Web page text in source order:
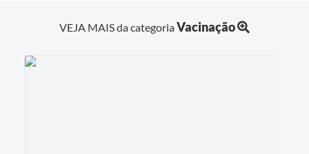
VEJA MAIS da categoriaVacinação